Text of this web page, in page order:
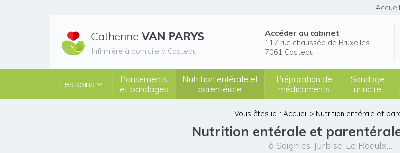
Accueil
Infirmière à domicile à Casteau
Accéder au cabinet
117 rue chaussée de Bruxelles
7061 Casteau
Les soins
Pansements
et bandages
Nutrition entérale et
parentérale
Préparation de
médicaments
Sondage
urinaire
Vous êtes ici : Accueil > Nutrition entérale et
Nutrition entérale et
à Soignies, Jurbise, Le Roeulx…